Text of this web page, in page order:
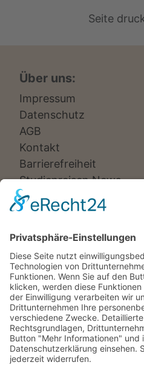
Seite
Über uns:
Impressum
Datenschutz
AGB
Kontakt
Barrierefreiheit
Studienreisen News
Veranstalter:
Ameropa Reisen
Bavaria Fernreisen
Berge & Meer
Gebeco
Hauser exkursionen
Meiers Weltreisen
Nicko Cruises
SKR